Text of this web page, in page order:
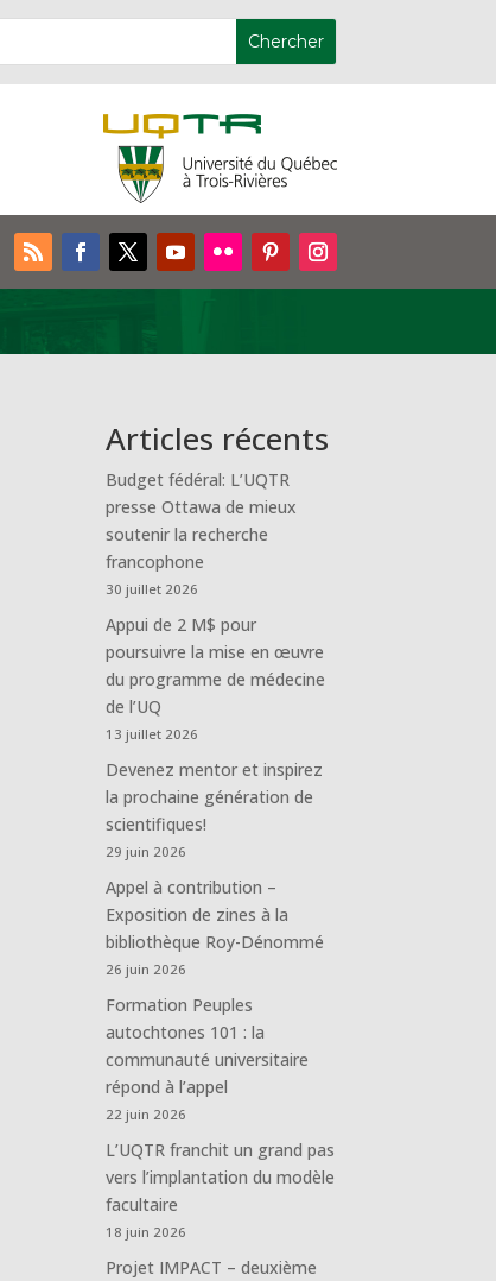
Articles récents
Budget fédéral: L’UQTR
presse Ottawa de mieux
soutenir la recherche
francophone
30 juillet 2026
Appui de 2 M$ pour
poursuivre la mise en œuvre
du programme de médecine
de l’UQ
13 juillet 2026
Devenez mentor et inspirez
la prochaine génération de
scientifiques!
29 juin 2026
Appel à contribution –
Exposition de zines à la
bibliothèque Roy-Dénommé
26 juin 2026
Formation Peuples
autochtones 101 : la
communauté universitaire
répond à l’appel
22 juin 2026
L’UQTR franchit un grand pas
vers l’implantation du modèle
facultaire
18 juin 2026
Projet IMPACT – deuxième